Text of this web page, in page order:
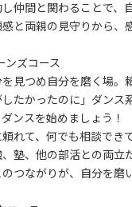
仲間と関わることで、
と両親の見守りから、
ズコース
見つめ自分を磨く場。
したかったのに」ダン
ンスを始めましょう！
れて、何でも相談で
塾、他の部活との両立
つながりが、自分を磨